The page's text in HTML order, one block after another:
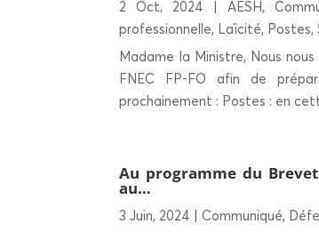
2 Oct, 2024 | AESH,
professionnelle, Laïcité, Postes,
Madame la Ministre, Nous
FNEC FP-FO afin de
prochainement : Postes : en
Au pro­gramme du
au…
3 Juin, 2024 |Communiqué,